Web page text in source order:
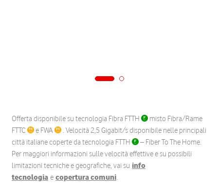
Offerta disponibile su tecnologia Fibra FTTH
misto Fibra/Rame
FTTC
e FWA
. Velocità 2,5 Gigabit/s disponibile nelle principali
città italiane coperte da tecnologia FTTH
– Fiber To The Home.
Per maggiori informazioni sulle velocità effettive e su possibili
limitazioni tecniche e geografiche, vai su info
tecnologia e copertura comuni.